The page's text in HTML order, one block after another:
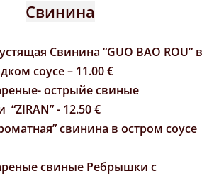
Свинина
Cвининa “GUO BAO ROU” в
соусе – 11.00 €
острыйе свиные
“ZIRAN” - 12.50€
свинина в остром соусе
свиные Ребрышки с